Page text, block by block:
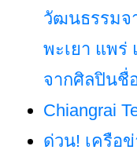
วัฒนธรรมจ
พะเยา แพร่
จากศิลปินชื่
Chiangrai
ด่วน! เครือ